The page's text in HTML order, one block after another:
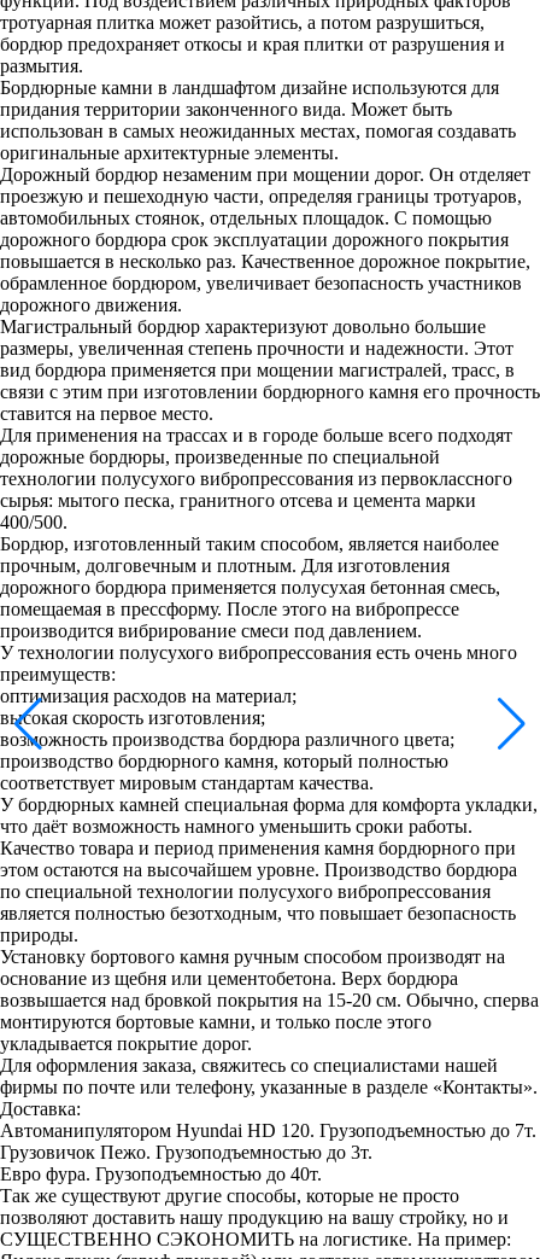
тротуарная плитка может разойтись, а потом разрушиться,
бордюр предохраняет откосы и края плитки от разрушения и
размытия.
Бордюрные камни в ландшафтом дизайне используются для
придания территории законченного вида. Может быть
использован в самых неожиданных местах, помогая создавать
оригинальные архитектурные элементы.
Дорожный бордюр незаменим при мощении дорог. Он отделяет
проезжую и пешеходную части, определяя границы тротуаров,
автомобильных стоянок, отдельных площадок. С помощью
дорожного бордюра срок эксплуатации дорожного покрытия
повышается в несколько раз. Качественное дорожное покрытие,
обрамленное бордюром, увеличивает безопасность участников
дорожного движения.
Магистральный бордюр характеризуют довольно большие
размеры, увеличенная степень прочности и надежности. Этот
вид бордюра применяется при мощении магистралей, трасс, в
связи с этим при изготовлении бордюрного камня его прочность
ставится на первое место.
Для применения на трассах и в городе больше всего подходят
дорожные бордюры, произведенные по специальной
технологии полусухого вибропрессования из первоклассного
сырья: мытого песка, гранитного отсева и цемента марки
400/500.
Бордюр, изготовленный таким способом, является наиболее
прочным, долговечным и плотным. Для изготовления
дорожного бордюра применяется полусухая бетонная смесь,
помещаемая в прессформу. После этого на вибропрессе
производится вибрирование смеси под давлением.
У технологии полусухого вибропрессования есть очень много
преимуществ:
оптимизация расходов на материал;
высокая скорость изготовления;
возможность производства бордюра различного цвета;
производство бордюрного камня, который полностью
соответствует мировым стандартам качества.
У бордюрных камней специальная форма для комфорта укладки,
что даёт возможность намного уменьшить сроки работы.
Качество товара и период применения камня бордюрного при
этом остаются на высочайшем уровне. Производство бордюра
по специальной технологии полусухого вибропрессования
является полностью безотходным, что повышает безопасность
природы.
Установку бортового камня ручным способом производят на
основание из щебня или цементобетона. Верх бордюра
возвышается над бровкой покрытия на 15-20 см. Обычно, сперва
монтируются бортовые камни, и только после этого
укладывается покрытие дорог.
Для оформления заказа, свяжитесь со специалистами нашей
фирмы по почте или телефону, указанные в разделе «Контакты».
Доставка:
Автоманипулятором Hyundai HD 120. Грузоподъемностью до 7т.
Грузовичок Пежо. Грузоподъемностью до 3т.
Евро фура. Грузоподъемностью до 40т.
Так же существуют другие способы, которые не просто
позволяют доставить нашу продукцию на вашу стройку, но и
СУЩЕСТВЕННО СЭКОНОМИТЬ на логистике. На пример: